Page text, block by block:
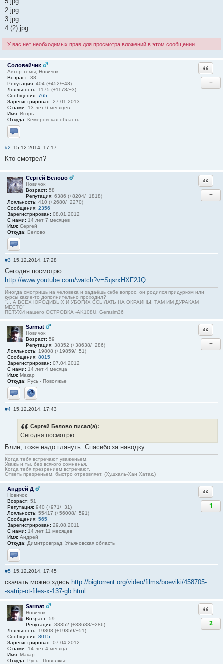
2.jpg
3.jpg
4 (2).jpg
У вас нет необходимых прав для просмотра вложений в этом сообщении.
Соловейчик
Автор темы, Новичок
Возраст: 38
Репутация: 404 (+452/−48)
Лояльность: 1175 (+1178/−3)
Сообщения: 765
Зарегистрирован: 27.01.2013
С нами: 13 лет 6 месяцев
Имя: Игорь
Откуда: Кемеровская область.
Отправить личное сообщение
−
#2 15.12.2014, 17:17
Кто смотрел?
Сергей Белово
Новичок
Возраст: 58
Репутация: 6386 (+8204/−1818)
Лояльность: 410 (+2680/−2270)
Сообщения: 2356
Зарегистрирован: 08.01.2012
С нами: 14 лет 7 месяцев
Имя: Сергей
Откуда: Белово
Отправить личное сообщение
−
#3 15.12.2014, 17:28
Сегодня посмотрю.
http://www.youtube.com/watch?v=SqsrxHXF2JQ
Иногда смотришь на человека и задаёшь себе вопрос, он родился придурком или
курсы какие-то дополнительно проходил?
"... А ВСЕХ ЮРОДИВЫХ И УБОГИХ ССЫЛАТЬ НА ОКРАИНЫ, ТАМ ИМ ДУРАКАМ
МЕСТО"
ПЕТУХИ нашего ОСТРОВКА -AK108U, Gerasim36
Sarmat
Новичок
Возраст: 59
Репутация: 38352 (+38638/−286)
Лояльность: 19808 (+19859/−51)
Сообщения: 8015
Зарегистрирован: 07.04.2012
С нами: 14 лет 4 месяца
Имя: Макар
Откуда: Русь - Поволжье
Отправить личное сообщение
Сайт
−
#4 15.12.2014, 17:43
Сергей Белово писал(а):
Сегодня посмотрю.
Блин, тоже надо глянуть. Спасибо за наводку.
Когда тебя встречают уваженьем,
Уважь и ты, без всякого сомненья.
Когда тебя презрением встречают,
Ответь презреньем, быстро отрезвляет. (Хушхаль-Хан Хатак.)
Андрей Д
Новичок
Возраст: 51
Репутация: 940 (+971/−31)
Лояльность: 55417 (+56008/−591)
Сообщения: 565
Зарегистрирован: 29.08.2011
С нами: 14 лет 11 месяцев
Имя: Андрей
Откуда: Димитровград, Ульяновская область
Отправить личное сообщение
1
#5 15.12.2014, 17:45
скачать можно здесь http://bigtorrent.org/video/films/boeviki/458705- ...
-satrip-ot-files-x-137-gb.html
Sarmat
Новичок
Возраст: 59
Репутация: 38352 (+38638/−286)
Лояльность: 19808 (+19859/−51)
Сообщения: 8015
Зарегистрирован: 07.04.2012
С нами: 14 лет 4 месяца
Имя: Макар
Откуда: Русь - Поволжье
2